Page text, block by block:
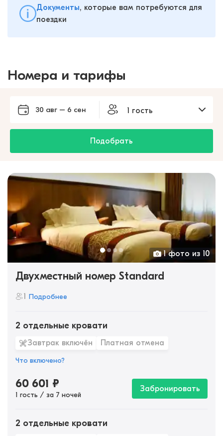
Документы, которые вам потребуются для
поездки
Номера и тарифы
30 авг – 6 сен 1 гость
Подобрать
1 фото из 10
Двухместный номер Standard
1 Подробнее
2 отдельные кровати
Завтрак включён Платная отмена
Что включено?
60 601 ₽
1 гость / за 7 ночей
Забронировать
2 отдельные кровати